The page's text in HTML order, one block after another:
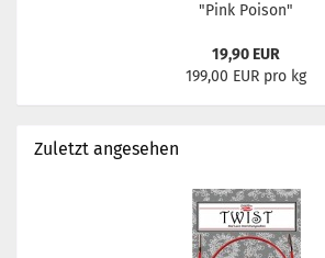
"Pink Poison"
19,90 EUR
199,00 EUR pro kg
Zuletzt angesehen